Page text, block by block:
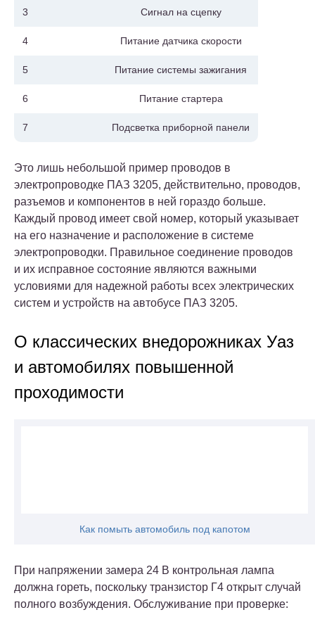
3 Сигнал на сцепку
4 Питание датчика скорости
5 Питание системы зажигания
6 Питание стартера
7 Подсветка приборной панели
Это лишь небольшой пример проводов в
электропроводке ПАЗ 3205, действительно, проводов,
разъемов и компонентов в ней гораздо больше.
Каждый провод имеет свой номер, который указывает
на его назначение и расположение в системе
электропроводки. Правильное соединение проводов
и их исправное состояние являются важными
условиями для надежной работы всех электрических
систем и устройств на автобусе ПАЗ 3205.
О классических внедорожниках Уаз
и автомобилях повышенной
проходимости
Как помыть автомобиль под капотом
При напряжении замера 24 В контрольная лампа
должна гореть, поскольку транзистор Г4 открыт случай
полного возбуждения. Обслуживание при проверке: